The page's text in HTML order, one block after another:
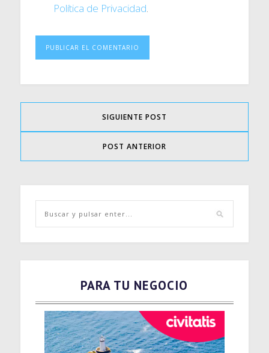
Política de Privacidad
SIGUIENTE POST
POST ANTERIOR
PARA TU NEGOCIO